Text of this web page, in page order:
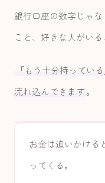
銀行口座の数字じゃ
こと、好きな人がい
「もう十分持ってい
流れ込んできます。
お金は追いかける
ってくる。